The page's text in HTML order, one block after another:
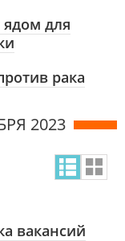
для
рака
2023
вакансий